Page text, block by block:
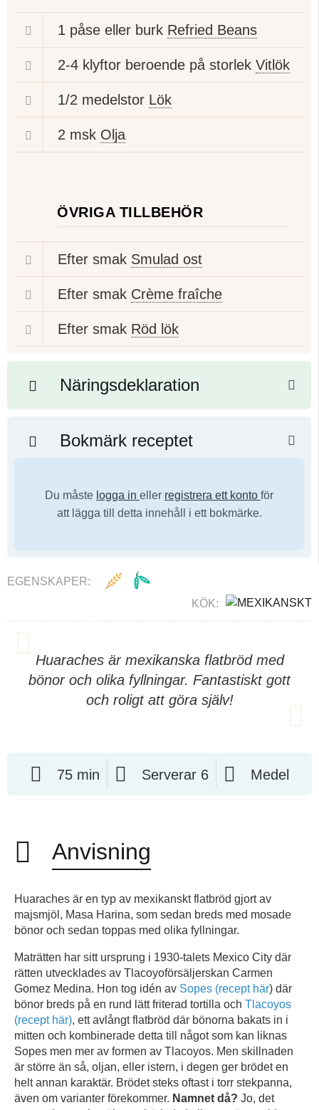
1 påse eller burk Refried Beans
2-4 klyftor beroende på storlek Vitlök
1/2 medelstor Lök
2 msk Olja
ÖVRIGA TILLBEHÖR
Efter smak Smulad ost
Efter smak Crème fraîche
Efter smak Röd lök
Näringsdeklaration
Bokmärk receptet
Du måste logga in eller registrera ett konto för
att lägga till detta innehåll i ett bokmärke.
EGENSKAPER:
KÖK:
Huaraches är mexikanska flatbröd med
bönor och olika fyllningar. Fantastiskt gott
och roligt att göra själv!
75 min Serverar 6 Medel
Anvisning
Huaraches är en typ av mexikanskt flatbröd gjort av
majsmjöl, Masa Harina, som sedan breds med mosade
bönor och sedan toppas med olika fyllningar.
Maträtten har sitt ursprung i 1930-talets Mexico City där
rätten utvecklades av Tlacoyoförsäljerskan Carmen
Gomez Medina. Hon tog idén av Sopes (recept här) där
bönor breds på en rund lätt friterad tortilla och Tlacoyos
(recept här), ett avlångt flatbröd där bönorna bakats in i
mitten och kombinerade detta till något som kan liknas
Sopes men mer av formen av Tlacoyos. Men skillnaden
är större än så, oljan, eller istern, i degen ger brödet en
helt annan karaktär. Brödet steks oftast i torr stekpanna,
även om varianter förekommer. Namnet då? Jo, det